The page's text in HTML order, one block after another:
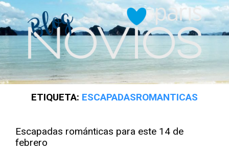
ETIQUETA: ESCAPADASROMANTICAS
Escapadas románticas para este 14 de
febrero